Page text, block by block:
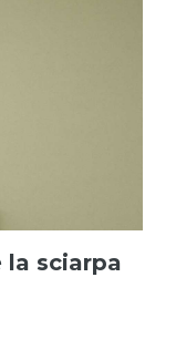
la sciarpa